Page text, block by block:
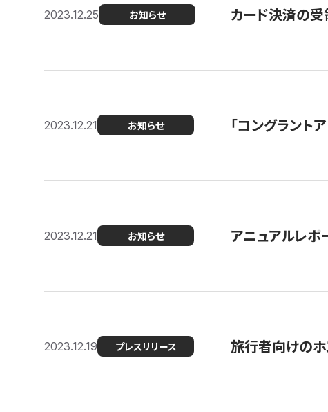
2023.12.25 お知らせ カード決済の
2023.12.21 お知らせ 「コングラント
2023.12.21 お知らせ アニュアルレ
2023.12.19 プレスリリース 旅行者向けの